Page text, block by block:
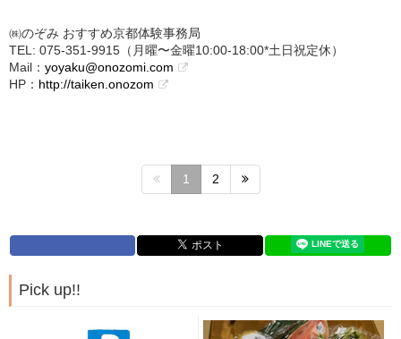
㈱のぞみ おすすめ京都体験事務局
TEL: 075-351-9915（月曜〜金曜10:00-18:00*土日祝定休​）
Mail： yoyaku@onozomi.com
HP： http://taiken.onozom
1 2
Pick up!!